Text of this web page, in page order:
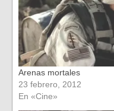
Arenas mortales
23 febrero, 2012
En «Cine»